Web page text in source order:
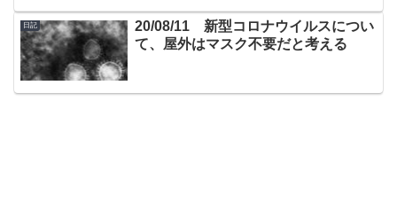
日記
20/08/11 新型コロナウイルスについ
て、屋外はマスク不要だと考える